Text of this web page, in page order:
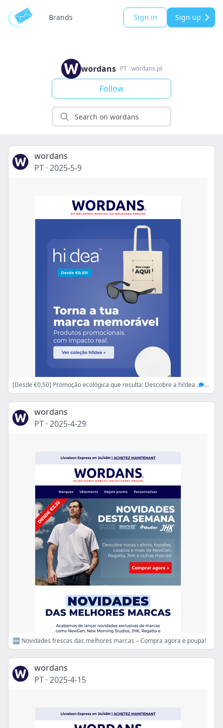
Brands Sign in Sign up
wordans PT·wordans.pt
Follow
wordans
PT · 2025-5-9
[Desde €0,50] Promoção ecológica que resulta: Descobre a hi!dea 🧢🏓
wordans
PT · 2025-4-29
🆕 Novidades frescas das melhores marcas – Compra agora e poupa!
wordans
PT · 2025-4-15